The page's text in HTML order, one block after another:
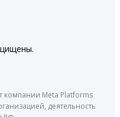
компании Meta Platforms
деятельность